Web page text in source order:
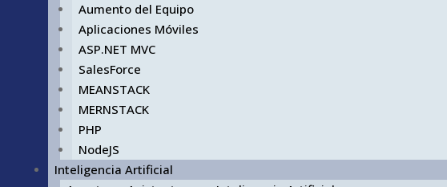
Aumento del Equipo
Aplicaciones Móviles
ASP.NET MVC
SalesForce
MEANSTACK
MERNSTACK
PHP
NodeJS
Inteligencia Artificial